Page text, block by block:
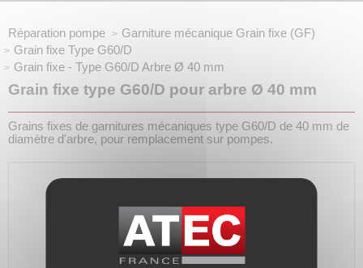
Réparation pompe Garniture mécanique Grain fixe (GF)
Grain fixe Type G60/D
Grain fixe - Type G60/D Arbre Ø 40 mm
Grain fixe type G60/D pour arbre Ø 40 mm
Grains fixes de garnitures mécaniques type G60/D de 40 mm de
diamètre d'arbre, pour remplacement sur pompes.